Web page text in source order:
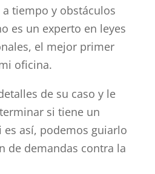
a tiempo y obstáculos
es un experto en leyes
el mejor primer
oficina.
de su caso y le
si tiene un
es así, podemos guiarlo
de demandas contra la